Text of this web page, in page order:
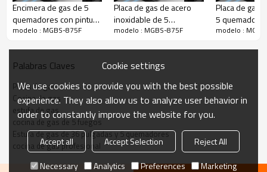
Gran soporte de sartén de hierro fundido
* Alta dureza
* Mueve ollas y sartenes pesadas sin levantarlas.
* Permita el fácil movimiento de las cacerolas entre los
quemadores.
Encimera de gas de 5
quemadores con pintura
nanométrica negra y
Compatible con ODM y
modelo : MGBS-875F
Placa de gas de acero
inoxidable de 5
quemadores|MGBS-
modelo : MGBS-875F
Placa de gas
5
875|870mm
modelo :
Palabras Claves
Placa de gas
Cocina de gas
estufa de gas
cocina de gas de 5 fuegos
Estufa de gas de 36 pulgadas y 5 quemadores
cocina de gas profesional
Cookie settings
We use cookies to provide you with the best possible
experience. They also allow us to analyze user behavior in
order to constantly improve the website for you.
Accept all Accept Selection
Reject All
Necessary
Analytics Preferences Marketing